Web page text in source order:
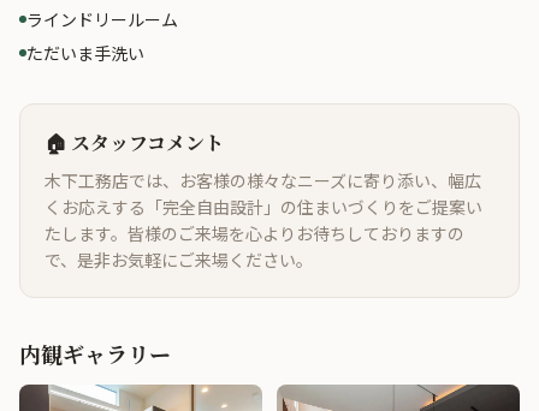
ラインドリールーム
ただいま手洗い
🏠 スタッフコメント
木下工務店では、お客様の様々なニーズに寄り添い、幅広
くお応えする「完全自由設計」の住まいづくりをご提案い
たします。皆様のご来場を心よりお待ちしておりますの
で、是非お気軽にご来場ください。
内観ギャラリー